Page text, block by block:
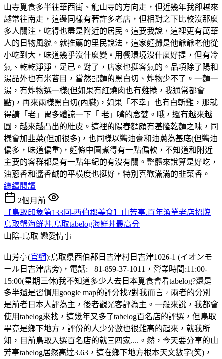
山寺覓食多半往華西街、龍山寺的方向走，但近幾年我卻越來
越常往南走，這邊同樣有著許多老店，但相對之下比較沒那麼
多人關注，吃得也盡是附近的居民。這要我說，這裡更有萬華
人的日物風貌。就推薦的里民說法，這家麵攤是他爺爺老他從
小吃到大，味道幾乎沒什麼變。用餐環境沒什麼好提，但有冷
氣、乾乾淨淨，足已。對了，店家也挺客氣的。品項除了陽和
湯品外也有米苔目，當然配麵的黑白切、炸物少不了。一麵一
湯，有炸物選一樣(但如果有紅燒肉也有雞捲，我通常都會
點)，再來兩樣黑白切(內臟)，如果「不幸」也有白斬雞，那就
得請「老」胃多體諒一下「 老」嘴的念婪。哦，還有越來越
圓，越來越凸出的肚皮。這裡的陽春麵頗有基隆乾麵之味，同
樣會加韭菜(但加很多)，也同樣以醬油膏和油蔥為基底(但醬油
偏多，味道偏重)，麵條中圓煮得有一點偏軟，不知道和附近
主要的客群都是有一點年紀的有沒有關。整體來說算是好吃，
油蔥香和醬香鹹的平橫度也挺好，特別喜歡滿滿的韭菜香。
繼續閱讀
2個月前
【鳥取印象第133回-西伯郡美食】山芳亭.百年漁業老店招牌
鳥取蟹海鮮丼.鳥取tabelog海鮮丼最高分
山陰-鳥取 戀愛情事
山芳亭(官網):鳥取県西伯郡日吉津村日吉津1026-1 (イオンモ
ール日吉津店旁)，電話: +81-859-37-1011，營業時間:11:00-
15:00(星期三休)我不知道多少人去日本覓食會看tabelog?還是
多半還是習慣用google map的評分找?對我而言，兩者的分別
是前者日本人評為主，後者觀光客評為主。一般來說，我都會
使用tabelog來找，這幾年又多了tabelog百名店的評選，但鳥取
畢竟是鄉下地方，評份的人少分數也很難高的起來，就我所
知，目前鳥取入選百名店的就三四家....。然，今天要分享的山
芳亭tabelog居然高達3.63，這在鄉下地方根本天文數字(笑)，